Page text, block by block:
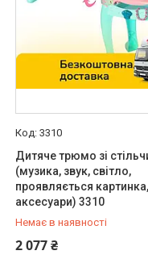
3310
Дитяче трюмо зі
(музика, звук, світло,
проявляється
аксесуари) 3310
Немає в наявності
2 077 ₴
0 (800) 33-98-35